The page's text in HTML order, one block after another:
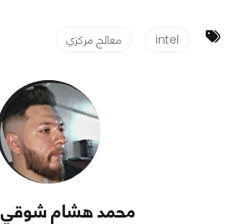
intel معالج مركزي
محمد هشام شوقي